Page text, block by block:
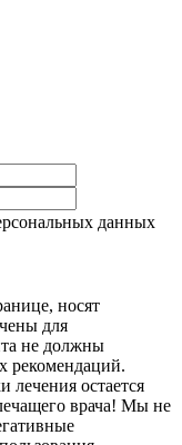
данных
носят
для
не должны
рекомендаций.
лечения остается
врача! Мы не